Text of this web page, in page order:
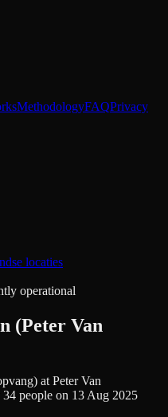
MethodologyFAQPrivacy
locaties
operational
(Peter Van
at Peter Van
people on 13 Aug 2025